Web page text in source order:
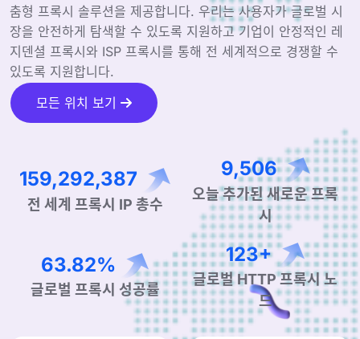
춤형 프록시 솔루션을 제공합니다. 우리는 사용자가 글로벌 시
장을 안전하게 탐색할 수 있도록 지원하고 기업이 안정적인 레
지덴셜 프록시와 ISP 프록시를 통해 전 세계적으로 경쟁할 수
있도록 지원합니다.
모든 위치 보기
245,821,586
전 세계 프록시 IP 총수
14,670
오늘 추가된 새로운 프록
시
99.44%
글로벌 프록시 성공률
190+
글로벌 HTTP 프록시 노
드